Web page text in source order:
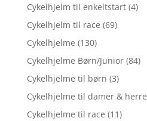
Cykelhjelm til enkeltstart (4)
Cykelhjelm til race (69)
Cykelhjelme (130)
Cykelhjelme Børn/Junior (84)
Cykelhjelme til børn (3)
Cykelhjelme til damer & herre
Cykelhjelme til race (11)